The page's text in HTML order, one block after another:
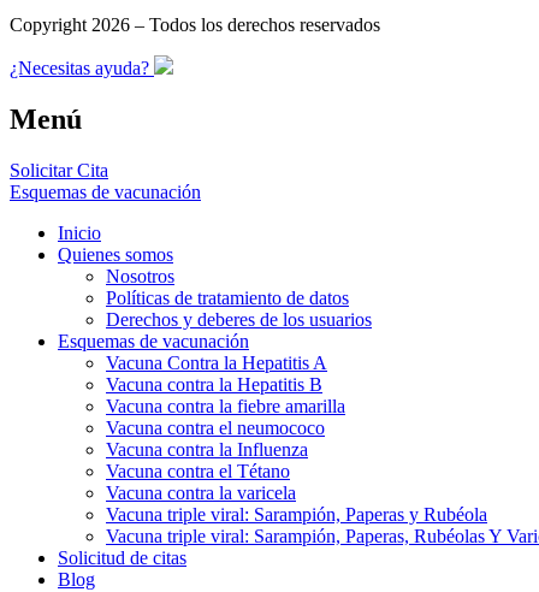
Copyright 2026 – Todos los derechos reservados
¿Necesitas ayuda?
Menú
Solicitar Cita
Esquemas de vacunación
Inicio
Quienes somos
Nosotros
Políticas de tratamiento de datos
Derechos y deberes de los usuarios
Esquemas de vacunación
Vacuna Contra la Hepatitis A
Vacuna contra la Hepatitis B
Vacuna contra la fiebre amarilla
Vacuna contra el neumococo
Vacuna contra la Influenza
Vacuna contra el Tétano
Vacuna contra la varicela
Vacuna triple viral: Sarampión, Paperas y Rubéola
Vacuna triple viral: Sarampión, Paperas, Rubéolas Y
Solicitud de citas
Blog